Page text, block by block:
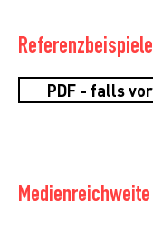
Referenzbeispiele
PDF - falls
Medienreichweite